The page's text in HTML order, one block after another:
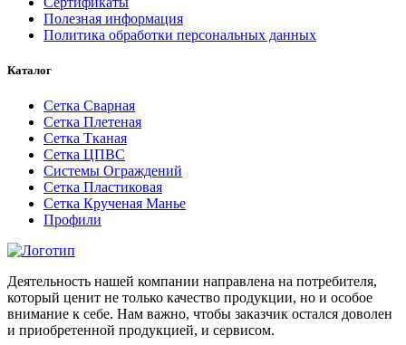
Полезная информация
Политика обработки персональных данных
Каталог
Сетка Сварная
Сетка Плетеная
Сетка Тканая
Сетка ЦПВС
Системы Ограждений
Сетка Пластиковая
Сетка Крученая Манье
Профили
Деятельность нашей компании направлена на потребителя,
который ценит не только качество продукции, но и особое
внимание к себе. Нам важно, чтобы заказчик остался доволен
и приобретенной продукцией, и сервисом.